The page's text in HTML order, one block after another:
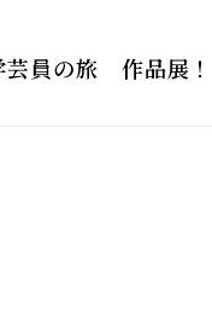
芸員の旅 作品展！